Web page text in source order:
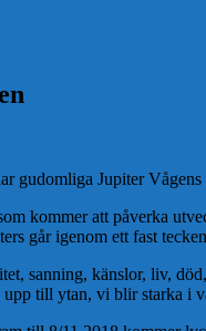
gudomliga Jupiter
kommer att påverka
går igenom ett fast
sanning, känslor, liv,
till ytan, vi blir starka i